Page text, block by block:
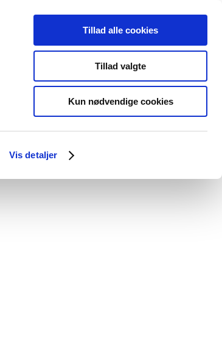
Vis detaljer
Tillad alle cookies
Tillad valgte
Kun nødvendige cookies
Special product